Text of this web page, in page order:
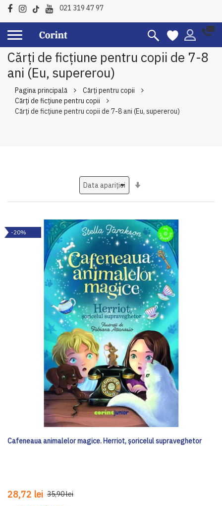
021 319 47 97
Cărți de ficțiune pentru copii de 7-8
ani (Eu, supererou)
Pagina principală
Cărți pentru copii
Cărți de ficțiune pentru copii
Cărți de ficțiune pentru copii de 7-8 ani (Eu, supererou)
-20%
Cafeneaua animalelor magice. Herriot, șoricelul supraveghetor
28,72 lei 35,90 lei